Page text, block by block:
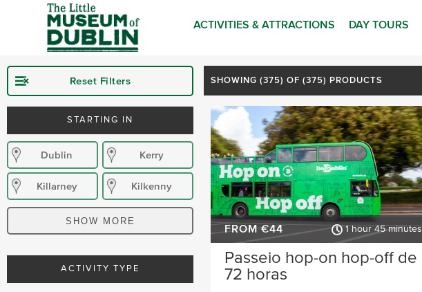
ACTIVITIES & ATTRACTIONS DAY TOURS
Reset Filters
STARTING IN
Dublin Kerry
Killarney Kilkenny
Donegal Wexford
SHOW MORE
ACTIVITY TYPE
SHOWING (375) OF (375) PRODUCTS
FROM €44 1 hour 45 minutes
Passeio hop-on hop-off de
72 horas